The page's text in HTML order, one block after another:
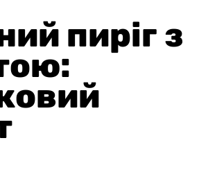
пиріг з